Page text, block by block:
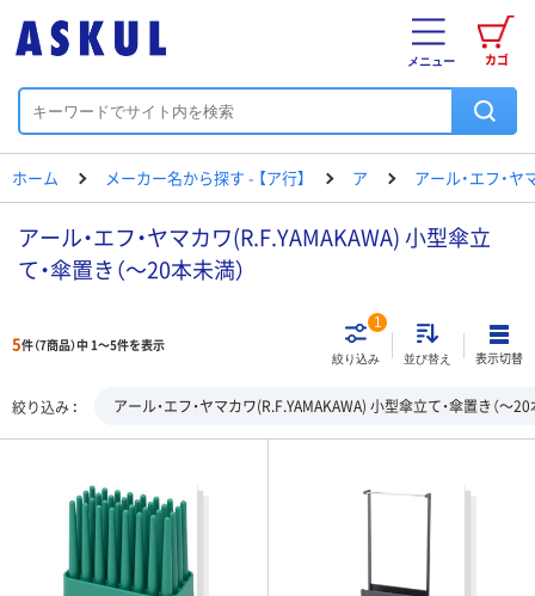
カゴ
メニュー
ホーム メーカー名から探す - 【ア行】 ア アール・エフ・ヤ
アール・エフ・ヤマカワ(R.F.YAMAKAWA) 小型傘立
て・傘置き（～20本未満）
5件（7商品）中 1～5件を表示
絞り込み
1
並び替え 表示切替
絞り込み アール・エフ・ヤマカワ(R.F.YAMAKAWA) 小型傘立て・傘置き（～20